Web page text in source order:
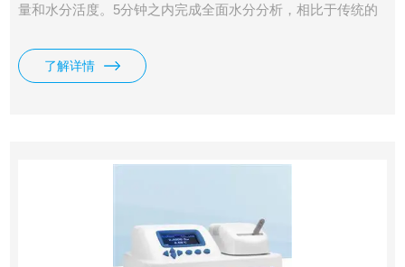
量和水分活度。5分钟之内完成全面水分分析，相比于传统的
了解详情